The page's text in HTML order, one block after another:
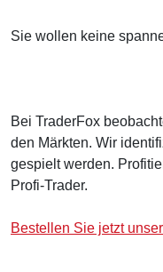
Sie wollen keine
Bei TraderFox
den Märkten. Wir
gespielt werden.
Profi-Trader.
Bestellen Sie jetzt